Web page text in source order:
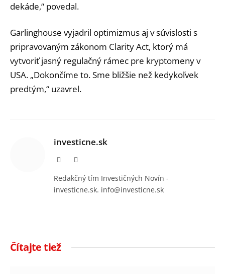
dekáde,“ povedal.
Garlinghouse vyjadril optimizmus aj v súvislosti s
pripravovaným zákonom Clarity Act, ktorý má
vytvoriť jasný regulačný rámec pre kryptomeny v
USA. „Dokončíme to. Sme bližšie než kedykoľvek
predtým,“ uzavrel.
investicne.sk
Facebook
Redakčný tím Investičných Novín -
investicne.sk. info@investicne.sk
Čítajte tiež